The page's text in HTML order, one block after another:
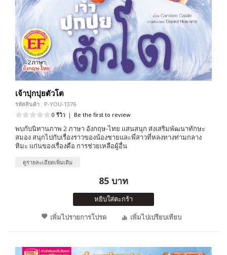
เจ้าปุกปุยตัวโต
รหัสสินค้า : P-YOU-1376
0 รีวิว | Be the first to review
พบกับนิทานภาพ 2 ภาษา อังกฤษ-ไทย แสนสนุก ส่งเสริมพัฒนาทักษะ
สมอง สนุกไปกับเรื่องราวของน้องชายและพี่สาวที่หลงทางท่ามกลาง
หิมะ แก่นของเรื่องคือ การช่วยเหลือผู้อื่น
ดูรายละเอียดเพิ่มเติม
85 บาท
หยิบใส่ตะกร้า
เพิ่มไปรายการโปรด
เพิ่มไปเปรียบเทียบ